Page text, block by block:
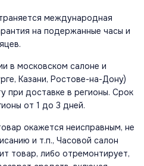
международная
на подержанные часы и
в московском салоне и
Казани, Ростове-на-Дону)
при доставке в регионы. Срок
от 1 до 3 дней.
окажется неисправным, не
и т.п., Часовой салон
товар, либо отремонтирует,